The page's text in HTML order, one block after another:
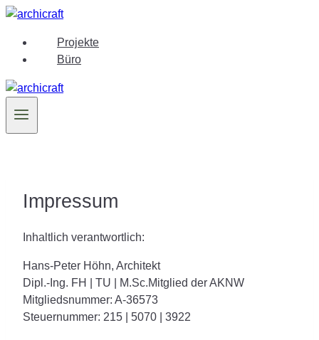
Zum
springen
Projekte
Büro
Impressum
Inhaltlich verantwortlich:
Hans-Peter Höhn, Architekt
Dipl.-Ing. FH | TU | M.Sc.Mitglied der AKNW
Mitgliedsnummer: A-36573
Steuernummer: 215 | 5070 | 3922